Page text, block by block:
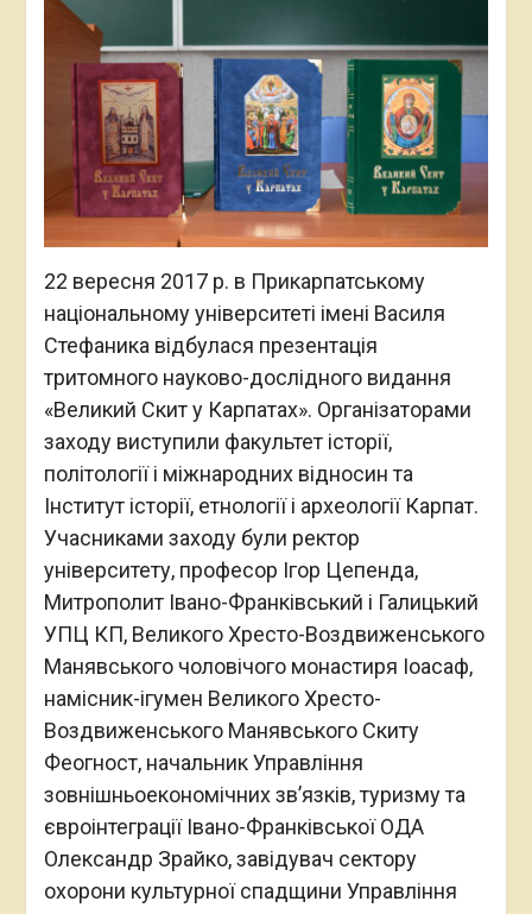
22 вересня 2017 р. в Прикарпатському
національному університеті імені Василя
Стефаника відбулася презентація
тритомного науково-дослідного видання
«Великий Скит у Карпатах». Організаторами
заходу виступили факультет історії,
політології і міжнародних відносин та
Інститут історії, етнології і археології Карпат.
Учасниками заходу були ректор
університету, професор Ігор Цепенда,
Митрополит Івано-Франківський і Галицький
УПЦ КП, Великого Хресто-Воздвиженського
Манявського чоловічого монастиря Іоасаф,
намісник-ігумен Великого Хресто-
Воздвиженського Манявського Скиту
Феогност, начальник Управління
зовнішньоекономічних зв’язків, туризму та
євроінтеграції Івано-Франківської ОДА
Олександр Зрайко, завідувач сектору
охорони культурної спадщини Управління